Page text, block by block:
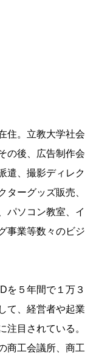
住。立教大学社会
の後、広告制作会
遣、撮影ディレク
ターグッズ販売、
パソコン教室、イ
事業等数々のビジ
を５年間で１万３
て、経営者や起業
注目されている。
商工会議所、商工